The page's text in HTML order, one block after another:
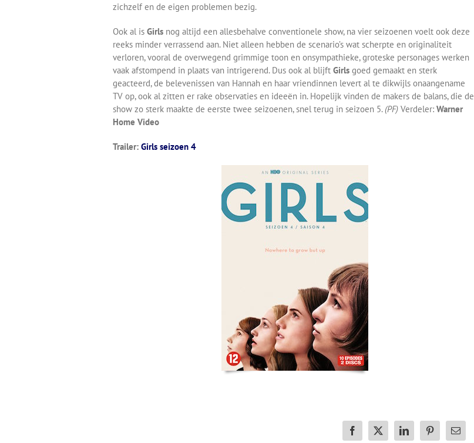
zichzelf en de eigen problemen bezig.
Ook al is Girls nog altijd een allesbehalve conventionele show, na vier seizoenen voelt ook deze
reeks minder verrassend aan. Niet alleen hebben de scenario’s wat scherpte en originaliteit
verloren, vooral de overwegend grimmige toon en onsympathieke, groteske personages werken
vaak afstompend in plaats van intrigerend. Dus ook al blijft Girls goed gemaakt en sterk
geacteerd, de belevenissen van Hannah en haar vriendinnen levert al te dikwijls onaangename
TV op, ook al zitten er rake observaties en ideeën in. Hopelijk vinden de makers de balans, die de
show zo sterk maakte de eerste twee seizoenen, snel terug in seizoen 5.(PF) Verdeler: Warner
Home Video
Trailer: Girls seizoen 4
Facebook
X LinkedInPinterest
E-